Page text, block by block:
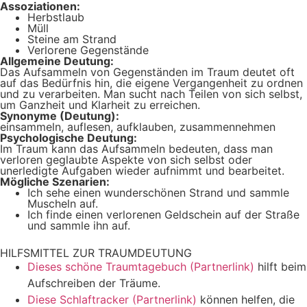
Assoziationen:
Herbstlaub
Müll
Steine am Strand
Verlorene Gegenstände
Allgemeine Deutung:
Das Aufsammeln von Gegenständen im Traum deutet oft
auf das Bedürfnis hin, die eigene Vergangenheit zu ordnen
und zu verarbeiten. Man sucht nach Teilen von sich selbst,
um Ganzheit und Klarheit zu erreichen.
Synonyme (Deutung):
einsammeln, auflesen, aufklauben, zusammennehmen
Psychologische Deutung:
Im Traum kann das Aufsammeln bedeuten, dass man
verloren geglaubte Aspekte von sich selbst oder
unerledigte Aufgaben wieder aufnimmt und bearbeitet.
Mögliche Szenarien:
Ich sehe einen wunderschönen Strand und sammle
Muscheln auf.
Ich finde einen verlorenen Geldschein auf der Straße
und sammle ihn auf.
HILFSMITTEL ZUR TRAUMDEUTUNG
Dieses schöne Traumtagebuch (Partnerlink) hilft beim
Aufschreiben der Träume.
Diese Schlaftracker (Partnerlink) können helfen, die